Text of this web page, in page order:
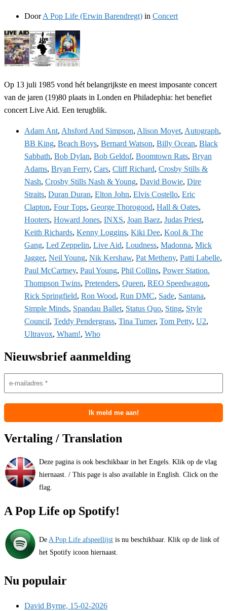
DoorA Pop Life (Erwin Barendregt) in Concert
Op 13 juli 1985 vond hét belangrijkste en meest imposante concert
van de jaren (19)80 plaats in Londen en Philadephia: het benefiet
concert Live Aid. Een terugblik.
Adam Ant, Ahsford And Simpson, Alison Moyet, Autograph,
BB King, Beach Boys, Bernard Watson, Billy Ocean, Black
Sabbath, Bob Dylan, Bob Geldof, Boomtown Rats, Bryan
Adams, Bryan Ferry, Cars, Cliff Richard, Crosby Stills &
Nash, Crosby Stills Nash & Young, David Bowie, Dire
Straits, Duran Duran, Elton John, Elvis Costello, Eric
Clapton, Four Tops, George Thorogood, Hall & Oates,
Hooters, Howard Jones, INXS, Joan Baez, Judas Priest,
Keith Richards, Kenny Loggins, Kiki Dee, Kool & The
Gang, Led Zeppelin, Live Aid, Loudness, Madonna, Mick
Jagger, Neil Young, Nik Kershaw, Pat Metheny, Patti Labelle,
Paul McCartney, Paul Young, Phil Collins, Power Station.
Thompson Twins, Pretenders, Queen, REO Speedwagon,
Rick Springfield, Ron Wood, Run DMC, Sade, Santana,
Simple Minds, Spandau Ballet, Status Quo, Sting, Style
Council, Teddy Pendergrass, Tina Turner, Tom Petty, U2,
Ultravox, Wham!, Who
Nieuwsbrief aanmelding
Vertaling / Translation
Deze pagina is ook beschikbaar in het Engels. Klik op de vlag
hiernaast. / This page is also available in English. Click on the
flag.
A Pop Life op Spotify!
De A Pop Life afspeellijst is nu beschikbaar. Klik op de link of
het Spotify icoon hiernaast.
Nu populair
David Byrne, 15-02-2026